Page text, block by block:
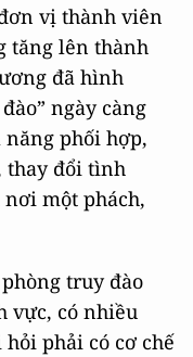
vị thành viên
tăng lên thành
đã hình
ngày càng
phối hợp,
thay đổi tình
một phách,
truy đào
vực, có nhiều
phải có cơ chế